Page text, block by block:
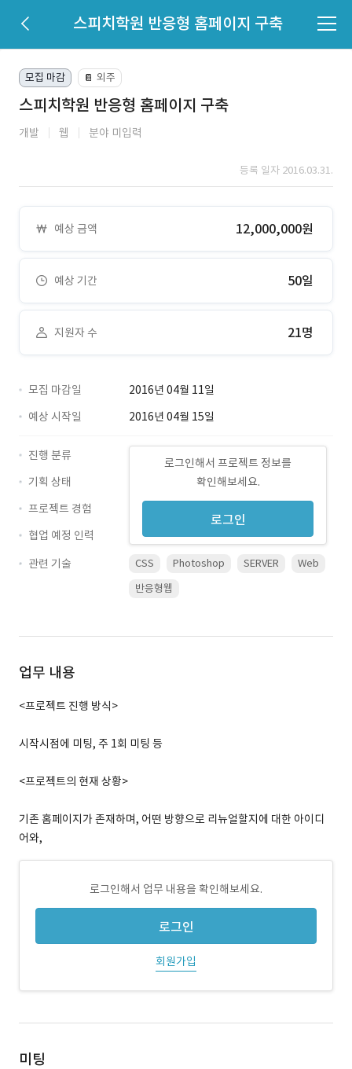
스피치학원 반응형 홈페이지 구축
모집 마감 📔 외주
스피치학원 반응형 홈페이지 구축
개발 웹 분야 미입력
등록 일자 2016.03.31.
예상 금액 12,000,000원
예상 기간 50일
지원자 수 21명
모집 마감일
2016년 04월 11일
예상 시작일
2016년 04월 15일
로그인해서 프로젝트 정보를
확인해보세요.
로그인
진행 분류
기획 상태
프로젝트 경험
협업 예정 인력
관련 기술
CSS Photoshop SERVER
Web
반응형웹
업무 내용
<프로젝트 진행 방식>
시작시점에 미팅, 주 1회 미팅 등
<프로젝트의 현재 상황>
기존 홈페이지가 존재하며, 어떤 방향으로 리뉴얼할지에 대한 아이디
어와,
로그인해서 업무 내용을 확인해보세요.
로그인
회원가입
미팅